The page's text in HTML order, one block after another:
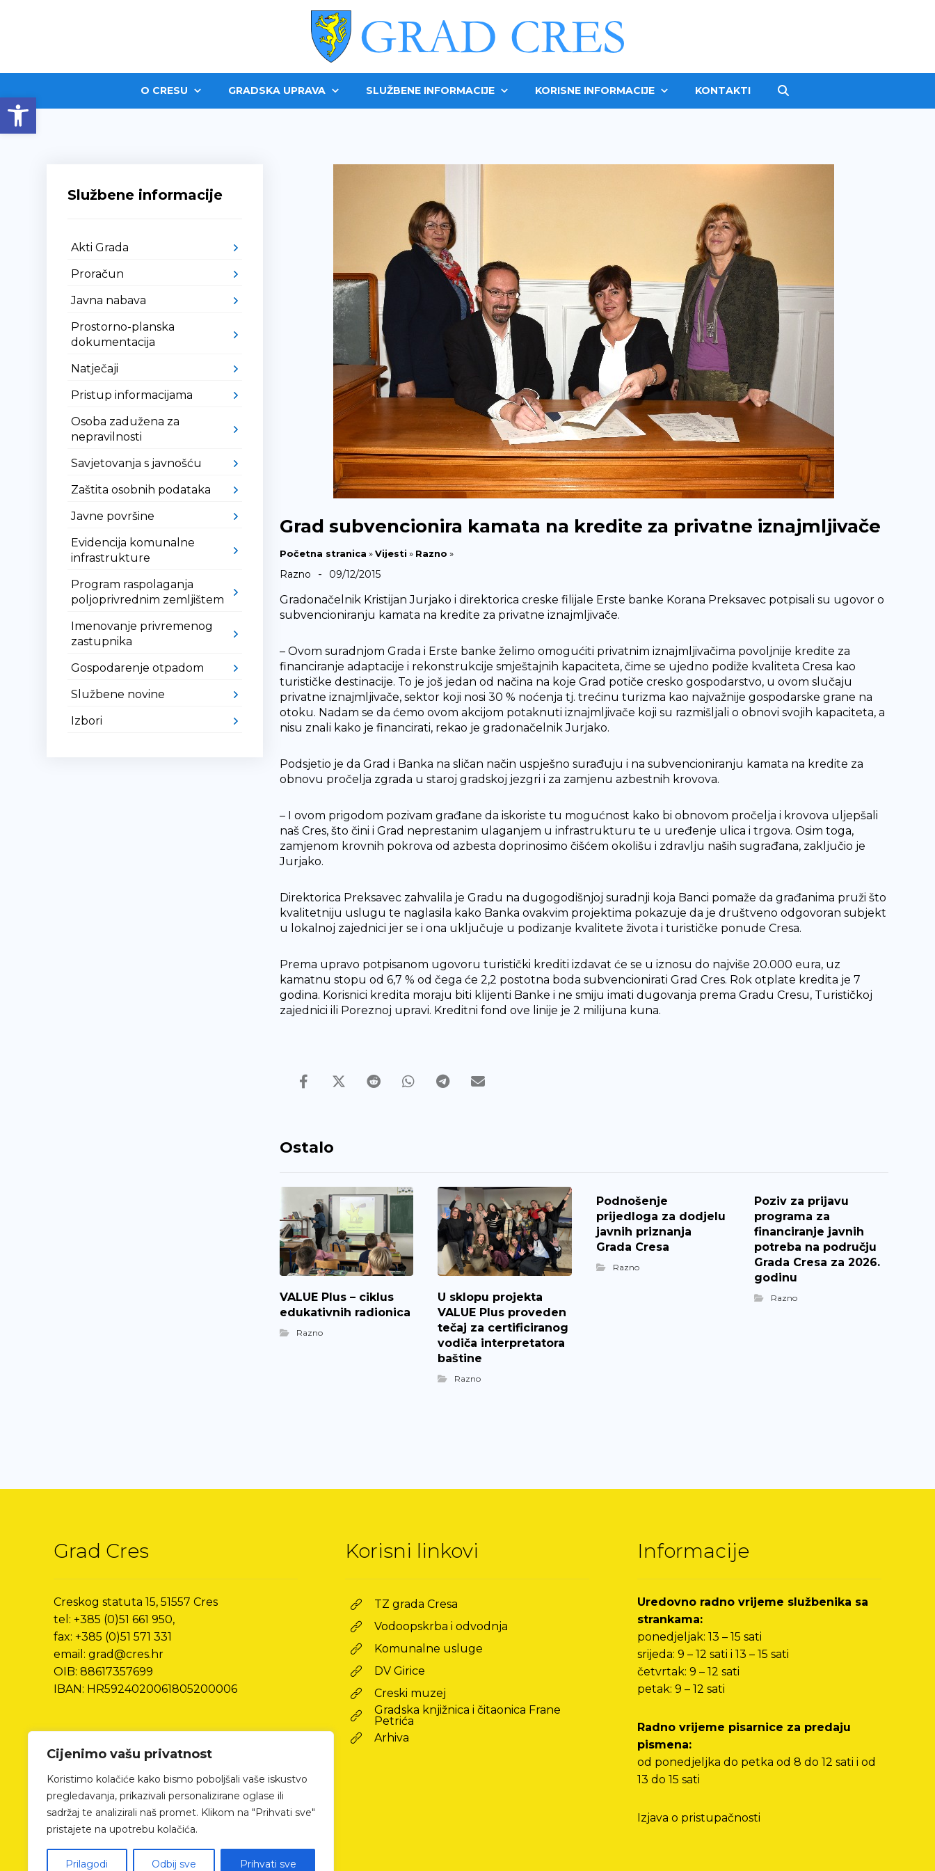
Open toolbar
Cijenimo vašu privatnost
Koristimo kolačiće kako bismo poboljšali vaše iskustvo
pregledavanja, prikazivali personalizirane oglase ili
sadržaj te analizirali naš promet. Klikom na "Prihvati sve"
pristajete na upotrebu kolačića.
Prilagodi Odbij sve Prihvati sve
O CRESU GRADSKA UPRAVA SLUŽBENE INFORMACIJE KORISNE INFORMACIJE KONTAKTI
Grad subvencionira kamata na kredite za privatne iznajmljivače
Početna stranica »Vijesti » Razno »
Razno - 09/12/2015
Gradonačelnik Kristijan Jurjako i direktorica creske filijale Erste banke Korana Preksavec potpisali su ugovor o
subvencioniranju kamata na kredite za privatne iznajmljivače.
– Ovom suradnjom Grada i Erste banke želimo omogućiti privatnim iznajmljivačima povoljnije kredite za
financiranje adaptacije i rekonstrukcije smještajnih kapaciteta, čime se ujedno podiže kvaliteta Cresa kao
turističke destinacije. To je još jedan od načina na koje Grad potiče cresko gospodarstvo, u ovom slučaju
privatne iznajmljivače, sektor koji nosi 30 % noćenja tj. trećinu turizma kao najvažnije gospodarske grane na
otoku. Nadam se da ćemo ovom akcijom potaknuti iznajmljivače koji su razmišljali o obnovi svojih kapaciteta, a
nisu znali kako je financirati, rekao je gradonačelnik Jurjako.
Podsjetio je da Grad i Banka na sličan način uspješno surađuju i na subvencioniranju kamata na kredite za
obnovu pročelja zgrada u staroj gradskoj jezgri i za zamjenu azbestnih krovova.
– I ovom prigodom pozivam građane da iskoriste tu mogućnost kako bi obnovom pročelja i krovova uljepšali
naš Cres, što čini i Grad neprestanim ulaganjem u infrastrukturu te u uređenje ulica i trgova. Osim toga,
zamjenom krovnih pokrova od azbesta doprinosimo čišćem okolišu i zdravlju naših sugrađana, zaključio je
Jurjako.
Direktorica Preksavec zahvalila je Gradu na dugogodišnjoj suradnji koja Banci pomaže da građanima pruži što
kvalitetniju uslugu te naglasila kako Banka ovakvim projektima pokazuje da je društveno odgovoran subjekt
u lokalnoj zajednici jer se i ona uključuje u podizanje kvalitete života i turističke ponude Cresa.
Prema upravo potpisanom ugovoru turistički krediti izdavat će se u iznosu do najviše 20.000 eura, uz
kamatnu stopu od 6,7 % od čega će 2,2 postotna boda subvencionirati Grad Cres. Rok otplate kredita je 7
godina. Korisnici kredita moraju biti klijenti Banke i ne smiju imati dugovanja prema Gradu Cresu, Turističkoj
zajednici ili Poreznoj upravi. Kreditni fond ove linije je 2 milijuna kuna.
Ostalo
VALUE Plus – ciklus
edukativnih radionica
Razno
U sklopu projekta
VALUE Plus proveden
tečaj za certificiranog
vodiča interpretatora
baštine
Razno
Podnošenje
prijedloga za dodjelu
javnih priznanja
Grada Cresa
Razno
Poziv za prijavu
programa za
financiranje javnih
potreba na području
Grada Cresa za 2026.
godinu
Razno
Službene informacije
Akti Grada
Proračun
Javna nabava
Prostorno-planska
dokumentacija
Natječaji
Pristup informacijama
Osoba zadužena za
nepravilnosti
Savjetovanja s javnošću
Zaštita osobnih podataka
Javne površine
Evidencija komunalne
infrastrukture
Program raspolaganja
poljoprivrednim zemljištem
Imenovanje privremenog
zastupnika
Gospodarenje otpadom
Službene novine
Izbori
Grad Cres
Creskog statuta 15, 51557 Cres
tel: +385 (0)51 661 950,
fax: +385 (0)51 571 331
email: grad@cres.hr
OIB: 88617357699
IBAN: HR5924020061805200006
Korisni linkovi
TZ grada Cresa
Vodoopskrba i odvodnja
Komunalne usluge
DV Girice
Creski muzej
Gradska knjižnica i čitaonica Frane
Petrića
Arhiva
Informacije
Uredovno radno vrijeme službenika sa
strankama:
ponedjeljak: 13 – 15 sati
srijeda: 9 – 12 sati i 13 – 15 sati
četvrtak: 9 – 12 sati
petak: 9 – 12 sati
Radno vrijeme pisarnice za predaju
pismena:
od ponedjeljka do petka od 8 do 12 sati i od
13 do 15 sati
Izjava o pristupačnosti